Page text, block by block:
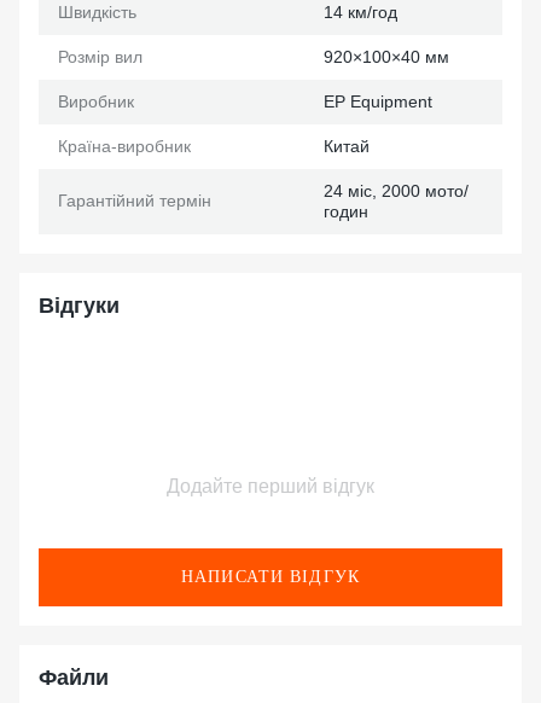
Швидкість 14 км/год
Розмір вил 920×100×40 мм
Виробник EP Еquipment
Країна-виробник Китай
Гарантійний термін
24 міс, 2000 мото/
годин
Відгуки
Додайте перший відгук
НАПИСАТИ ВІДГУК
Файли